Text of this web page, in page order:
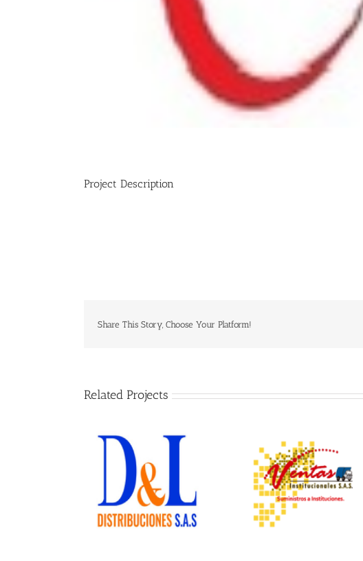
Project Description
Share This Story, Choose Your Platform!
Related Projects
Ventas Institucionales Ofix Suministros